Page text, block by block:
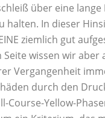
über eine
halten. In dieser
ziemlich gut
wissen wir aber
Vergangenheit
durch den
Course-Yellow-